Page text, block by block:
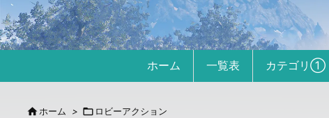
ホーム 一覧表 カテゴリ①
 ホーム >  ロビーアクション